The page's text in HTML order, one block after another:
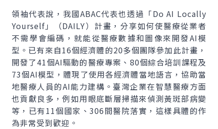
領袖代表說，我國ABAC代表也透過「Do AI Locally
Yourself」（DAILY）計畫，分享如何使醫療從業者
不需學會編碼，就能從醫療數據和圖像來開發AI模
型。已有來自16個經濟體的20多個團隊參加此計畫，
開發了41個AI驅動的醫療專案、80個綜合培訓課程及
73個AI模型，體現了使用各經濟體當地語言，協助當
地醫療人員的AI能力建構。臺灣企業在智慧醫療方面
也貢獻良多，例如用眼底斷層掃描來偵測黃斑部病變
等，已有11個國家、306間醫院落實，這樣具體的作
為非常受到歡迎。